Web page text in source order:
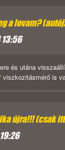
a lovam?
13:56
és utána
viszkozitásmérő is
újra!!! (csak